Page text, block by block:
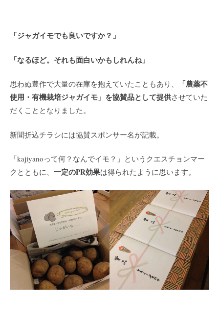
「ジャガイモでも良いですか？」
「なるほど。それも面白いかもしれんね」
思わぬ豊作で大量の在庫を抱えていたこともあり、
「農薬不
使用・有機栽培ジャガイモ」を協賛品として提供させていた
だくこととなりました。
新聞折込チラシには協賛スポンサー名が記載。
「kajiyanoって何？なんでイモ？」というクエスチョンマー
クとともに、 一定のPR効果は得られたように思います。